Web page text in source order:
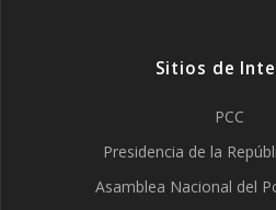
Sitios de
PCC
Presidencia de la
Asamblea Nacional del